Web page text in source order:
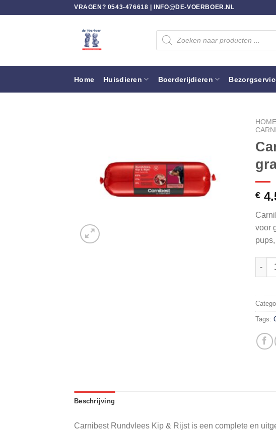
VRAGEN? 0543-476618 | INFO@DE-VOERBOER.NL
Producten
zoeken
Home Huisdieren Boerderijdieren
HOME
€
voor
Tags:
Beschrijving
Carnibest Rundvlees Kip & Rijst is een complete en